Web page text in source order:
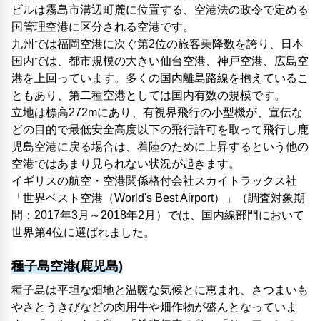
ビルは霧島市溝辺町麓に位置する、空港法の政令で定める
国管理空港に区分される空港です。
九州では福岡空港に次ぐ第2位の旅客乗降数を誇り、日本
国内では、都市規模の大きい仙台空港、神戸空港、広島空
港を上回っています。多くの国内離島路線を抱えているこ
ともあり、第二種空港としては国内有数の規模です。
立地は標高272mにあり、有視界飛行の小型機が、宣伝な
どの目的で最低安全高度以下の飛行許可を取って飛行し鹿
児島空港に戻る場合は、着陸のために上昇するという他の
空港ではあまり見られない状況が起きます。
イギリスの航空・空港関係格付会社スカイトラックス社
「世界ベスト空港（World's Best Airport）」（調査対象期
間：2017年3月～2018年2月）では、国内線部門において
世界第4位に選ばれました。
種子島空港(鹿児島)
種子島は平坦な畑地と温暖な気候とに恵まれ、さつまいも
やさとうきびなどの肉用牛や畑作物が盛んとなっていま